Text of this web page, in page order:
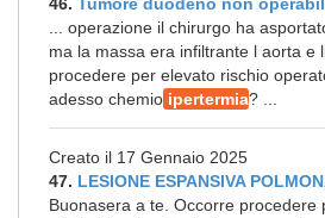
... operazione il chirurgo ha
ma la massa era infiltrante l aorta e
procedere per elevato rischio
adesso chemio ipertermia? ...
Creato il 17 Gennaio 2025
47. LESIONE ESPANSIVA
Buonasera a te. Occorre procedere